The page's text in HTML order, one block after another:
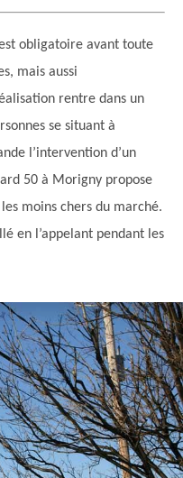
obligatoire avant toute
mais aussi
rentre dans un
se situant à
l’intervention d’un
50 à Morigny propose
moins chers du marché.
en l’appelant pendant les